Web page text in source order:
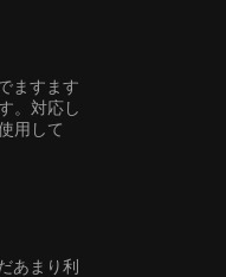
ますます
。対応し
用して
あまり利